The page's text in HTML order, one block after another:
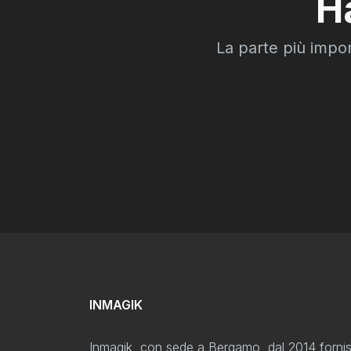
La parte più
INMAGIK
Inmagik, con sede a Bergamo, dal 2014